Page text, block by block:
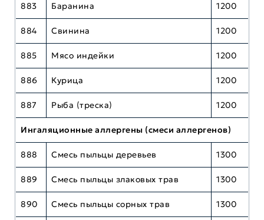
883 Баранина 1200
884 Свинина 1200
885 Мясо индейки 1200
886 Курица 1200
887 Рыба (треска) 1200
Ингаляционные аллергены (смеси аллергенов)
888 Смесь пыльцы деревьев 1300
889 Смесь пыльцы злаковых трав 1300
890 Смесь пыльцы сорных трав 1300